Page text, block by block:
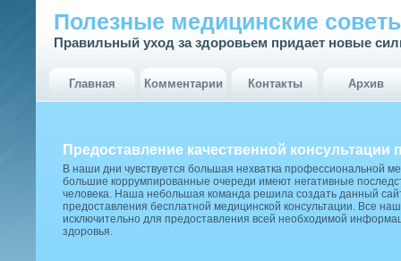
Полезные медицинские
Правильный уход за здоровьем придает новые
Главная Комментарии Контакты Архив
Предоставление качественной консультации
В наши дни чувствуется большая нехватка профессиональной
большие коррумпированные очереди имеют негативные
человека. Наша небольшая команда решила создать данный
предоставления бесплатной медицинской консультации. Все
исключительно для предоставления всей необходимой
здоровья.